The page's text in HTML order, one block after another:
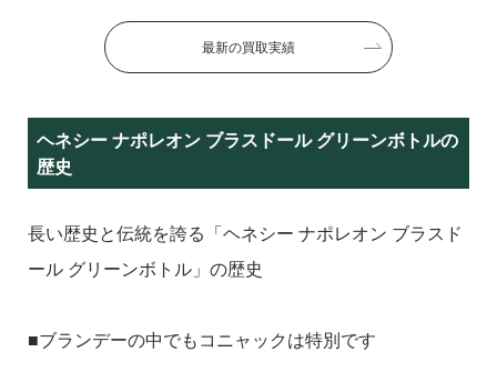
最新の買取実績
ヘネシー ナポレオン ブラスドール グリーンボトルの
歴史
長い歴史と伝統を誇る「ヘネシー ナポレオン ブラスド
ール グリーンボトル」の歴史
■ブランデーの中でもコニャックは特別です